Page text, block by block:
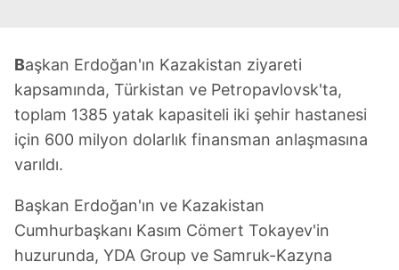
Başkan Erdoğan'ın Kazakistan ziyareti
kapsamında, Türkistan ve Petropavlovsk'ta,
toplam 1385 yatak kapasiteli iki şehir hastanesi
için 600 milyon dolarlık finansman anlaşmasına
varıldı.
Başkan Erdoğan'ın ve Kazakistan
Cumhurbaşkanı Kasım Cömert Tokayev'in
huzurunda, YDA Group ve Samruk-Kazyna